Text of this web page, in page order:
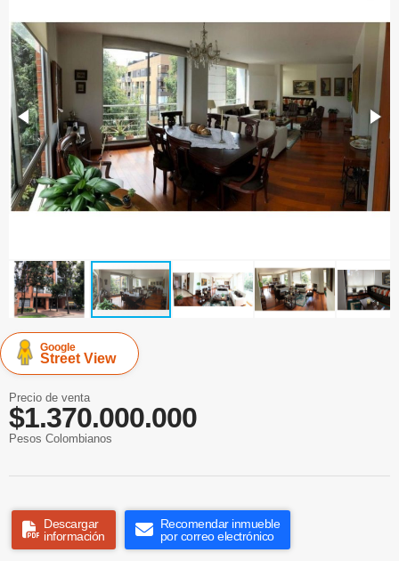
Google
Street View
Precio de venta
$1.370.000.000
Pesos Colombianos
Descargar
información
Recomendar inmueble
por correo electrónico